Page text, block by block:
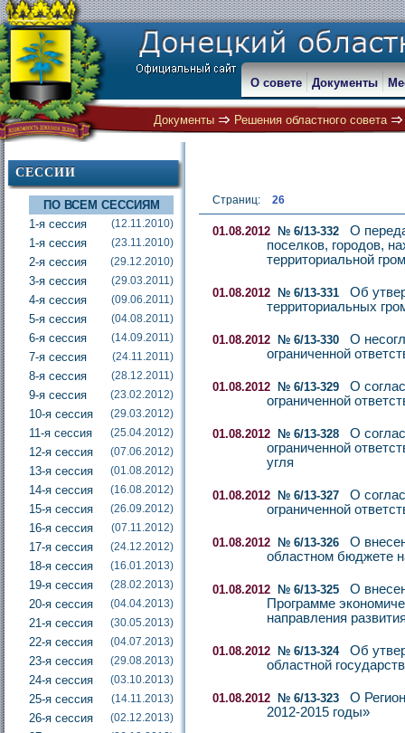
Документы Решения областного совета
О совете Документы
СЕССИИ
ПО ВСЕМ СЕССИЯМ
1-я сессия
(12.11.2010)
1-я сессия (23.11.2010)
2-я сессия (29.12.2010)
3-я сессия (29.03.2011)
4-я сессия (09.06.2011)
5-я сессия (04.08.2011)
6-я сессия (14.09.2011)
7-я сессия (24.11.2011)
8-я сессия (28.12.2011)
9-я сессия (23.02.2012)
10-я сессия (29.03.2012)
11-я сессия (25.04.2012)
12-я сессия (07.06.2012)
13-я сессия (01.08.2012)
14-я сессия (16.08.2012)
15-я сессия (26.09.2012)
16-я сессия (07.11.2012)
17-я сессия (24.12.2012)
18-я сессия (16.01.2013)
19-я сессия (28.02.2013)
20-я сессия (04.04.2013)
21-я сессия (30.05.2013)
22-я сессия (04.07.2013)
23-я сессия (29.08.2013)
24-я сессия (03.10.2013)
25-я сессия (14.11.2013)
26-я сессия (02.12.2013)
Страниц: 26
01.08.2012 № 6/13-332
О
поселков, городов,
территориальной
01.08.2012 № 6/13-331
Об
территориальных
01.08.2012 № 6/13-330
О
ограниченной
01.08.2012 № 6/13-329
О
ограниченной
01.08.2012 № 6/13-328
О
ограниченной
угля
01.08.2012 № 6/13-327
О
ограниченной
01.08.2012 № 6/13-326
О
областном бюджете
01.08.2012 № 6/13-325
О
Программе
направления
01.08.2012 № 6/13-324
Об
областной
01.08.2012 № 6/13-323
О
2012-2015 годы»